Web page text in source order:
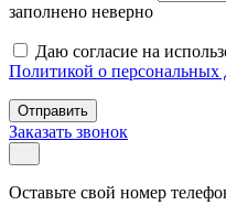
заполнено неверно
Даю согласие на
Политикой о персональных
Отправить
Заказать звонок
Оставьте свой номер